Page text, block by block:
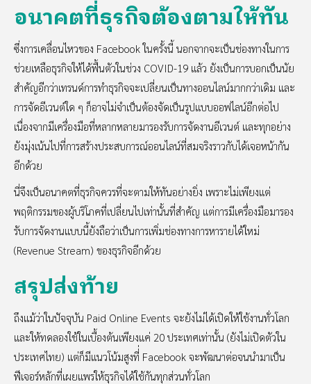
อนาคตที่ธุรกิจต้องตามให้ทัน
ซึ่งการเคลื่อนไหวของ Facebook ในครั้งนี้ นอกจากจะเป็นช่องทางในการ
ช่วยเหลือธุรกิจให้ได้ฟื้นตัวในช่วง COVID-19 แล้ว ยังเป็นการบอกเป็นนัย
สำคัญอีกว่าเทรนด์การทำธุรกิจจะเปลี่ยนเป็นทางออนไลน์มากกว่าเดิม และ
การจัดอีเวนต์ใด ๆ ก็อาจไม่จำเป็นต้องจัดเป็นรูปแบบออฟไลน์อีกต่อไป
เนื่องจากมีเครื่องมือที่หลากหลายมารองรับการจัดงานอีเวนต์ และทุกอย่าง
ยังมุ่งเน้นไปที่การสร้างประสบการณ์ออนไลน์ที่สมจริงราวกับได้เจอหน้ากัน
อีกด้วย
นี่จึงเป็นอนาคตที่ธุรกิจควรที่จะตามให้ทันอย่างยิ่ง เพราะไม่เพียงแต่
พฤติกรรมของผู้บริโภคที่เปลี่ยนไปเท่านั้นที่สำคัญ แต่การมีเครื่องมือมารอง
รับการจัดงานแบบนี้ยังถือว่าเป็นการเพิ่มช่องทางการหารายได้ใหม่
(Revenue Stream) ของธุรกิจอีกด้วย
สรุปส่งท้าย
ถึงแม้ว่าในปัจจุบัน Paid Online Events จะยังไม่ได้เปิดให้ใช้งานทั่วโลก
และให้ทดลองใช้ในเบื้องต้นเพียงแค่ 20 ประเทศเท่านั้น (ยังไม่เปิดตัวใน
ประเทศไทย) แต่ก็มีแนวโน้มสูงที่่ Facebook จะพัฒนาต่อจนนำมาเป็น
ฟีเจอร์หลักที่เผยแพร่ให้ธุรกิจได้ใช้กันทุกส่วนทั่วโลก